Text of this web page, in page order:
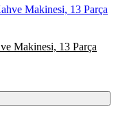
Makinesi, 13 Parça